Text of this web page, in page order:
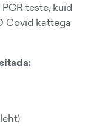
teste, kuid
Covid kattega